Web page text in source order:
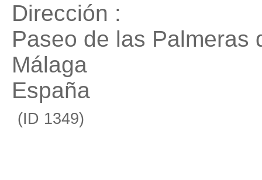
Dirección :
Paseo de las Palmeras
Málaga
España
(ID 1349)